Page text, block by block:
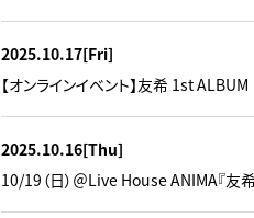
2025.10.17[Fri]
【オンラインイベント】友希 1st
2025.10.16[Thu]
10/19（日）＠Live House ANIMA『友